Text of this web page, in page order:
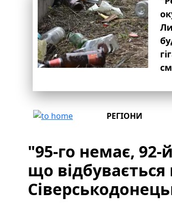
РЕГІОНИ
"95-го немає, 92-
що